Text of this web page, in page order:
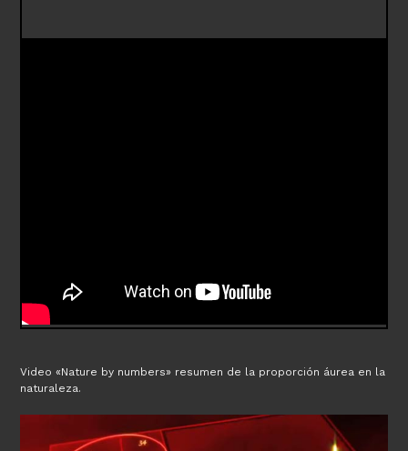
Video «Nature by numbers» resumen de la proporción áurea en la
naturaleza.